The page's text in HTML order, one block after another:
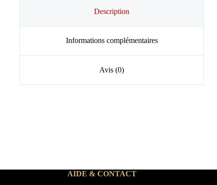
Description
Informations complémentaires
Avis (0)
AIDE & CONTACT